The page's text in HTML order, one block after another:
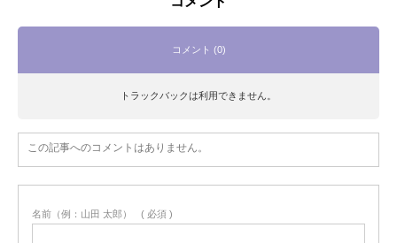
コメント (0)
トラックバックは利用できません。
この記事へのコメントはありません。
名前（例：山田 太郎） ( 必須 )